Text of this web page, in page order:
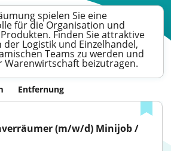
spielen Sie eine
für die Organisation und
Finden Sie attraktive
der Logistik und Einzelhandel,
Teams zu werden und
Warenwirtschaft beizutragen.
Entfernung
(m/w/d) Minijob /